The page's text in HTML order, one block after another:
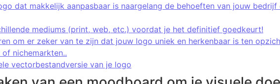
dat makkelijk aanpasbaar is naargelang de behoeften van jouw
mediums (print, web, etc.) voordat je het definitief goedkeurt!
om er zeker van te zijn dat jouw logo uniek en herkenbaar is ten
nichemarkten..
vectorbestandversie van je logo